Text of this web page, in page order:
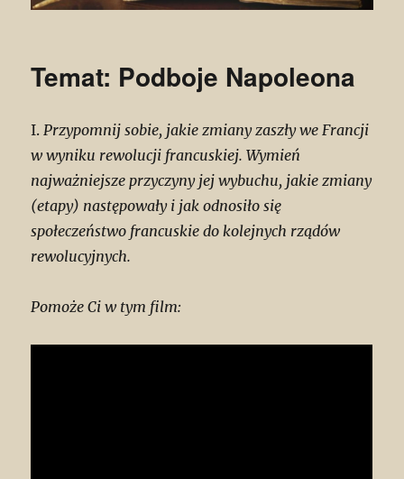
Temat: Podboje Napoleona
I.Przypomnij sobie, jakie zmiany zaszły we Francji
w wyniku rewolucji francuskiej. Wymień
najważniejsze przyczyny jej wybuchu, jakie zmiany
(etapy) następowały i jak odnosiło się
społeczeństwo francuskie do kolejnych rządów
rewolucyjnych.
Pomoże Ci w tym film: